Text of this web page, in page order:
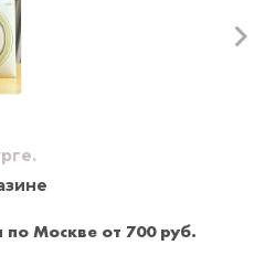
по Москве от 700 руб.